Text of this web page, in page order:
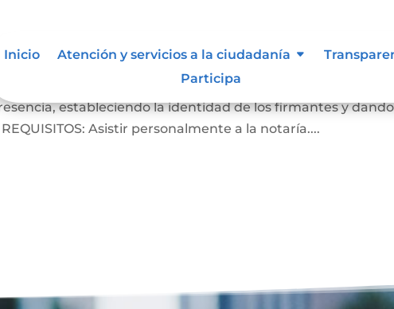
Inicio Atención y servicios a la ciudadanía
Participa
escrito de que las firmas que aparecen en un documento
estableciendo la identidad de los firmantes y
Asistir personalmente a la notaría....